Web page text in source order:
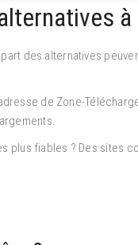
des alternatives
de Zone-
plus fiables ? Des sites